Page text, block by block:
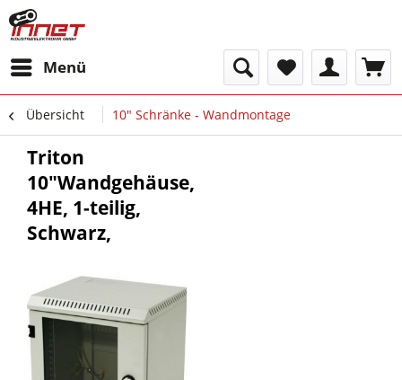
Menü
Übersicht 10" Schränke - Wandmontage
Triton
10"Wandgehäuse,
4HE, 1-teilig,
Schwarz,